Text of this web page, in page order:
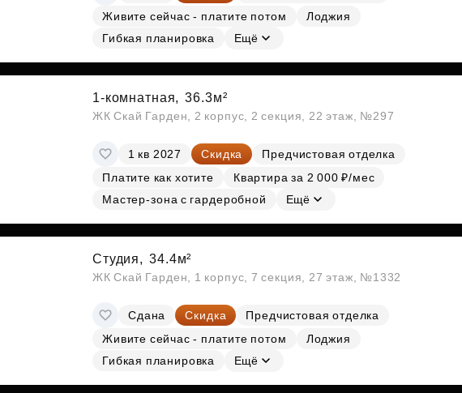
Живите сейчас - платите потом
Лоджия
Гибкая планировка
Ещё
1-комнатная, 36.3м²
ЖК Скай Гарден, 2 корпус, 2 секция, 22 этаж, №297
1 кв 2027 Скидка
Предчистовая отделка
Платите как хотите
Квартира за 2 000 ₽/мес
Мастер-зона с гардеробной
Ещё
Студия, 34.4м²
ЖК Скай Гарден, 1 корпус, 7 секция, 27 этаж, №1332
Сдана Скидка
Предчистовая отделка
Живите сейчас - платите потом
Лоджия
Гибкая планировка
Ещё